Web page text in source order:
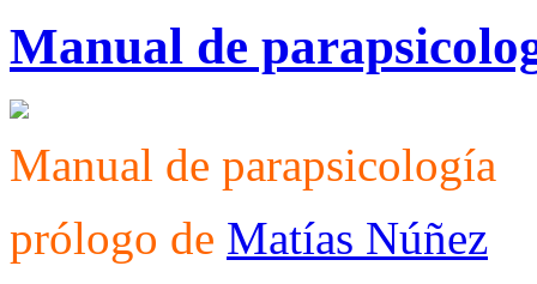
Manual de
Manual de parapsicología
prólogo de Matías Núñez